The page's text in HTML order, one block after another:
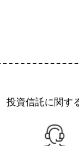
投資信託に関す